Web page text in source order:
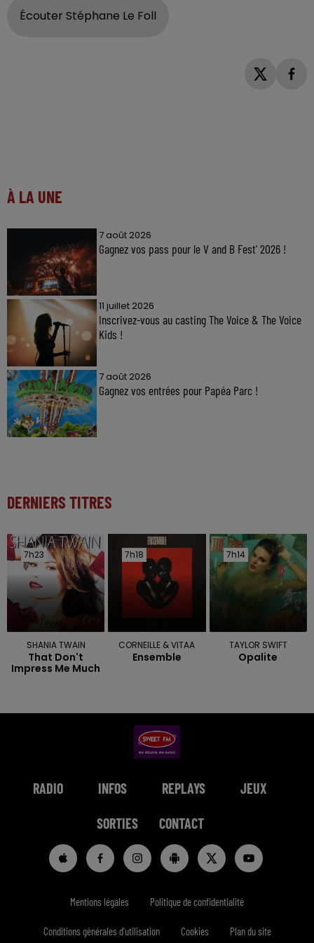
Écouter Stéphane Le Foll
À LA UNE
7 août 2026
Gagnez vos pass pour le V and B Fest' 2026 !
11 juillet 2026
Inscrivez-vous au casting The Voice & The Voice
Kids !
7 août 2026
Gagnez vos entrées pour Papéa Parc !
DERNIERS TITRES
7h23
7h23
SHANIA TWAIN
That Don't
Impress Me Much
7h18
7h18
CORNEILLE & VITAA
Ensemble
7h14
7h14
TAYLOR SWIFT
Opalite
RADIO INFOS REPLAYS JEUX
SORTIES CONTACT
Mentions légales Politique de confidentialité
Conditions générales d'utilisation Cookies Plan du site